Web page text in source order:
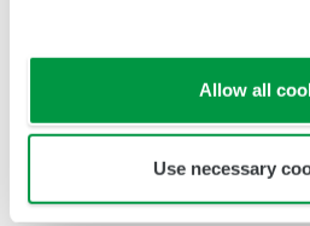
Allow all
Use necessary
經驗，這些設施用作石油天然氣廠和
促進終端物流套包VP及其他解決方案
印度政府設立的顧問團，於2010年
石油天然氣行業中的安全問題。